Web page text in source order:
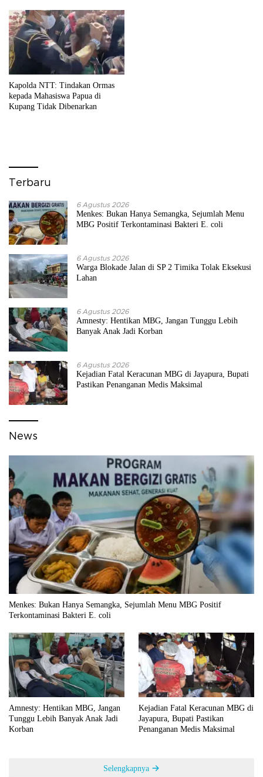
Kapolda NTT: Tindakan Ormas
kepada Mahasiswa Papua di
Kupang Tidak Dibenarkan
Terbaru
6 Agustus 2026
Menkes: Bukan Hanya Semangka, Sejumlah Menu
MBG Positif Terkontaminasi Bakteri E. coli
6 Agustus 2026
Warga Blokade Jalan di SP 2 Timika Tolak Eksekusi
Lahan
6 Agustus 2026
Amnesty: Hentikan MBG, Jangan Tunggu Lebih
Banyak Anak Jadi Korban
6 Agustus 2026
Kejadian Fatal Keracunan MBG di Jayapura, Bupati
Pastikan Penanganan Medis Maksimal
News
Menkes: Bukan Hanya Semangka, Sejumlah Menu MBG Positif
Terkontaminasi Bakteri E. coli
Amnesty: Hentikan MBG, Jangan
Tunggu Lebih Banyak Anak Jadi
Korban
Kejadian Fatal Keracunan MBG di
Jayapura, Bupati Pastikan
Penanganan Medis Maksimal
Selengkapnya